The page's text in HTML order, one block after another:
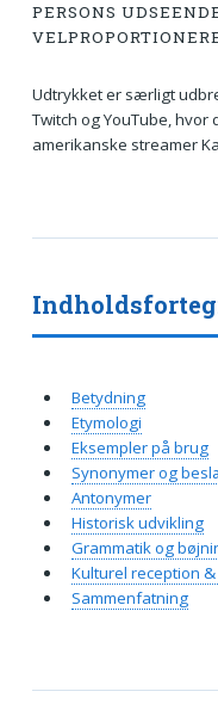
PERSONS
Udtrykket er særligt
Twitch og YouTube,
amerikanske streamer
Betydning
Etymologi
Eksempler på brug
Synonymer og
Antonymer
Historisk udvikling
Grammatik og
Kulturel reception
Sammenfatning